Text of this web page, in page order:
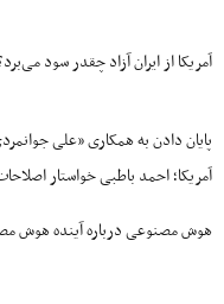
آمریکا از ایران آزاد چقدر سود
پایان دادن به همکاری «علی
آمریکا؛ احمد باطبی خواستار
هوش مصنوعی درباره آینده هوش